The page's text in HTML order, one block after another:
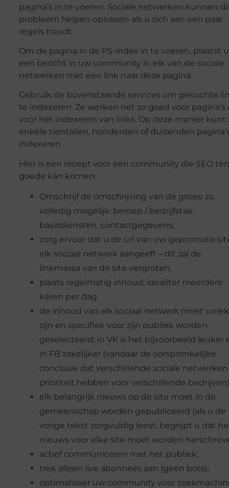
pagina’s in te voeren. Sociale netwerken kunnen
probleem helpen oplossen als u zich aan een paar
regels houdt:
Om de pagina in de PS-index in te voeren, plaatst u
een bericht in uw community in elk van de sociale
netwerken met een link naar deze pagina.
Gebruik de bovenstaande services om gekochte
te indexeren. Ze werken net zo goed voor pagina’s
voor het indexeren van links. Op deze manier kunt
enkele tientallen, honderden of duizenden
indexeren.
Hier is een recept voor een community die SEO ten
goede kan komen:
Omschrijf de omschrijving van de groep zo
volledig mogelijk: beroep / bedrijfstak,
basisdiensten, contactgegevens;
zorg ervoor dat u de url van uw gepromote
elk sociaal netwerk aangeeft – dit zal de
linkmassa van de site vergroten;
plaats regelmatig inhoud, idealiter meerdere
keren per dag
de inhoud van elk sociaal netwerk moet uniek
zijn en specifiek voor zijn publiek worden
geselecteerd: in VK is het bijvoorbeeld leuker
in FB zakelijker (vandaar de oorspronkelijke
conclusie dat verschillende sociale netwerken
prioriteit hebben voor verschillende
elk belangrijk nieuws op de site moet in de
gemeenschap worden gepubliceerd (als u de
vorige tekst zorgvuldig leest, begrijpt u dat
nieuws voor elke site moet worden
actief communiceren met het publiek;
trek alleen live abonnees aan (geen bots);
optimaliseer uw community voor